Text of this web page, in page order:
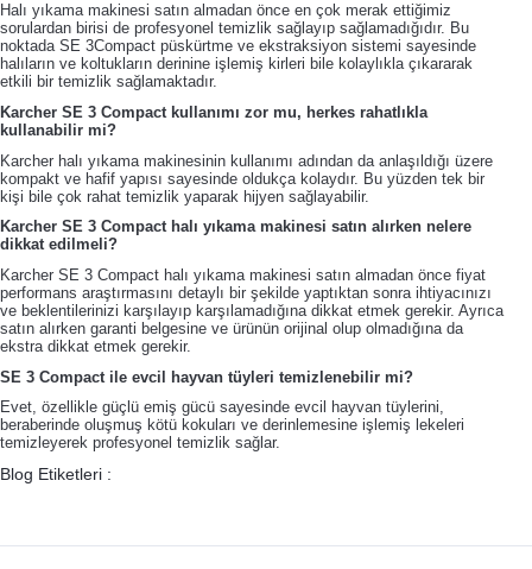
Halı yıkama makinesi satın almadan önce en çok merak ettiğimiz
sorulardan birisi de profesyonel temizlik sağlayıp sağlamadığıdır. Bu
noktada SE 3Compact püskürtme ve ekstraksiyon sistemi sayesinde
halıların ve koltukların derinine işlemiş kirleri bile kolaylıkla çıkararak
etkili bir temizlik sağlamaktadır.
Karcher SE 3 Compact kullanımı zor mu, herkes rahatlıkla
kullanabilir mi?
Karcher halı yıkama makinesinin kullanımı adından da anlaşıldığı üzere
kompakt ve hafif yapısı sayesinde oldukça kolaydır. Bu yüzden tek bir
kişi bile çok rahat temizlik yaparak hijyen sağlayabilir.
Karcher SE 3 Compact halı yıkama makinesi satın alırken nelere
dikkat edilmeli?
Karcher SE 3 Compact halı yıkama makinesi satın almadan önce fiyat
performans araştırmasını detaylı bir şekilde yaptıktan sonra ihtiyacınızı
ve beklentilerinizi karşılayıp karşılamadığına dikkat etmek gerekir. Ayrıca
satın alırken garanti belgesine ve ürünün orijinal olup olmadığına da
ekstra dikkat etmek gerekir.
SE 3 Compact ile evcil hayvan tüyleri temizlenebilir mi?
Evet, özellikle güçlü emiş gücü sayesinde evcil hayvan tüylerini,
beraberinde oluşmuş kötü kokuları ve derinlemesine işlemiş lekeleri
temizleyerek profesyonel temizlik sağlar.
Blog Etiketleri :